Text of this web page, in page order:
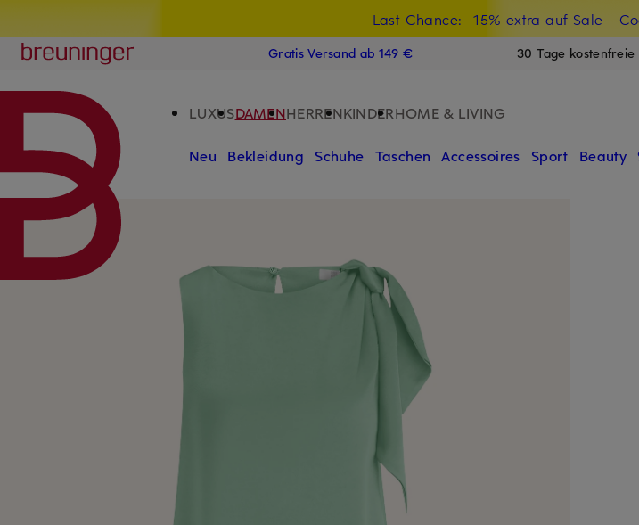
Last Chance: -15% extra auf Sale -
15€-Willkommensgutschein mit
Breuninger
Gratis Versand ab 149 € 30 Tage kostenfreie
LUXUSDAMENHERRENKINDERHOME & LIVING
Neu Bekleidung Schuhe Taschen Accessoires Sport Beauty